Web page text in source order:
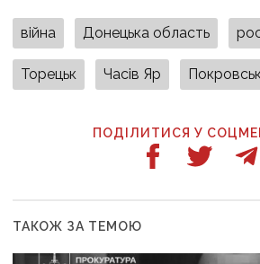
війна Донецька область
Торецьк Часів Яр Покровськ
ПОДІЛИТИСЯ У
ТАКОЖ ЗА ТЕМОЮ